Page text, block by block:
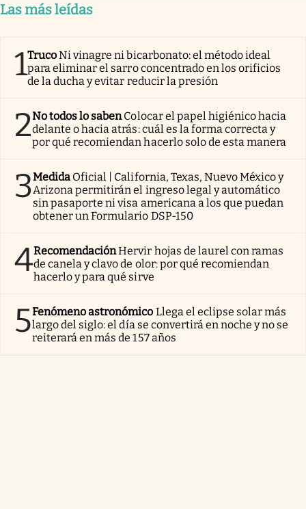
Las más leídas
1TrucoNi vinagre ni bicarbonato: el método ideal
para eliminar el sarro concentrado en los orificios
de la ducha y evitar reducir la presión
2No todos lo sabenColocar el papel higiénico hacia
delante o hacia atrás: cuál es la forma correcta y
por qué recomiendan hacerlo solo de esta manera
3Medida Oficial | California, Texas, Nuevo México y
Arizona permitirán el ingreso legal y automático
sin pasaporte ni visa americana a los que puedan
obtener un Formulario DSP-150
4RecomendaciónHervir hojas de laurel con ramas
de canela y clavo de olor: por qué recomiendan
hacerlo y para qué sirve
5Fenómeno astronómico Llega el eclipse solar más
largo del siglo: el día se convertirá en noche y no se
reiterará en más de 157 años